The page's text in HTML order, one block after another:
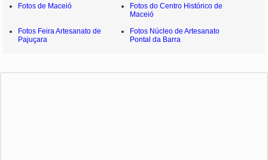
Fotos de Maceió
Fotos do Centro Histórico de
Maceió
Fotos Feira Artesanato de
Pajuçara
Fotos Núcleo de Artesanato
Pontal da Barra